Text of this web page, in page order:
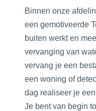
Binnen onze
een gemotiveerde
buiten werkt en
vervanging van
vervang je een
een woning of
dag realiseer je
Je bent van begin